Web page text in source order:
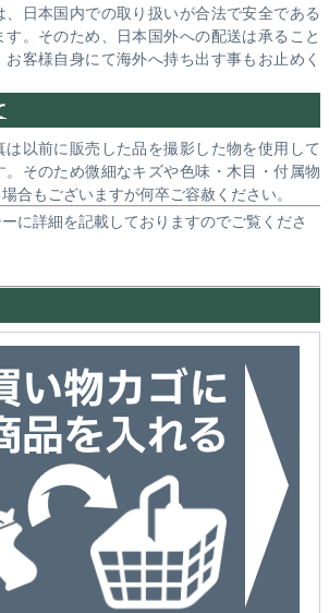
日本国内での取り扱いが合法で安全である
。そのため、日本国外への配送は承ること
客様自身にて海外へ持ち出す事もお止めく
以前に販売した品を撮影した物を使用して
そのため微細なキズや色味・木目・付属物
合もございますが何卒ご容赦ください。
に詳細を記載しておりますのでご覧くださ